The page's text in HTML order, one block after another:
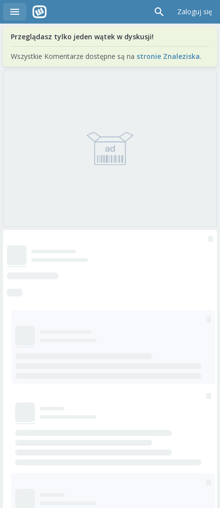
Zaloguj się
Przeglądasz tylko jeden wątek w dyskusji!
Wszystkie Komentarze dostępne są na stronie Znaleziska.